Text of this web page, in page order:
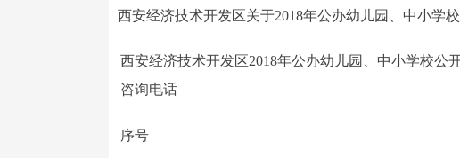
西安经济技术开发区关于2018年公办幼儿园、中小学
西安经济技术开发区2018年公办幼儿园、中小学校公
咨询电话
序号